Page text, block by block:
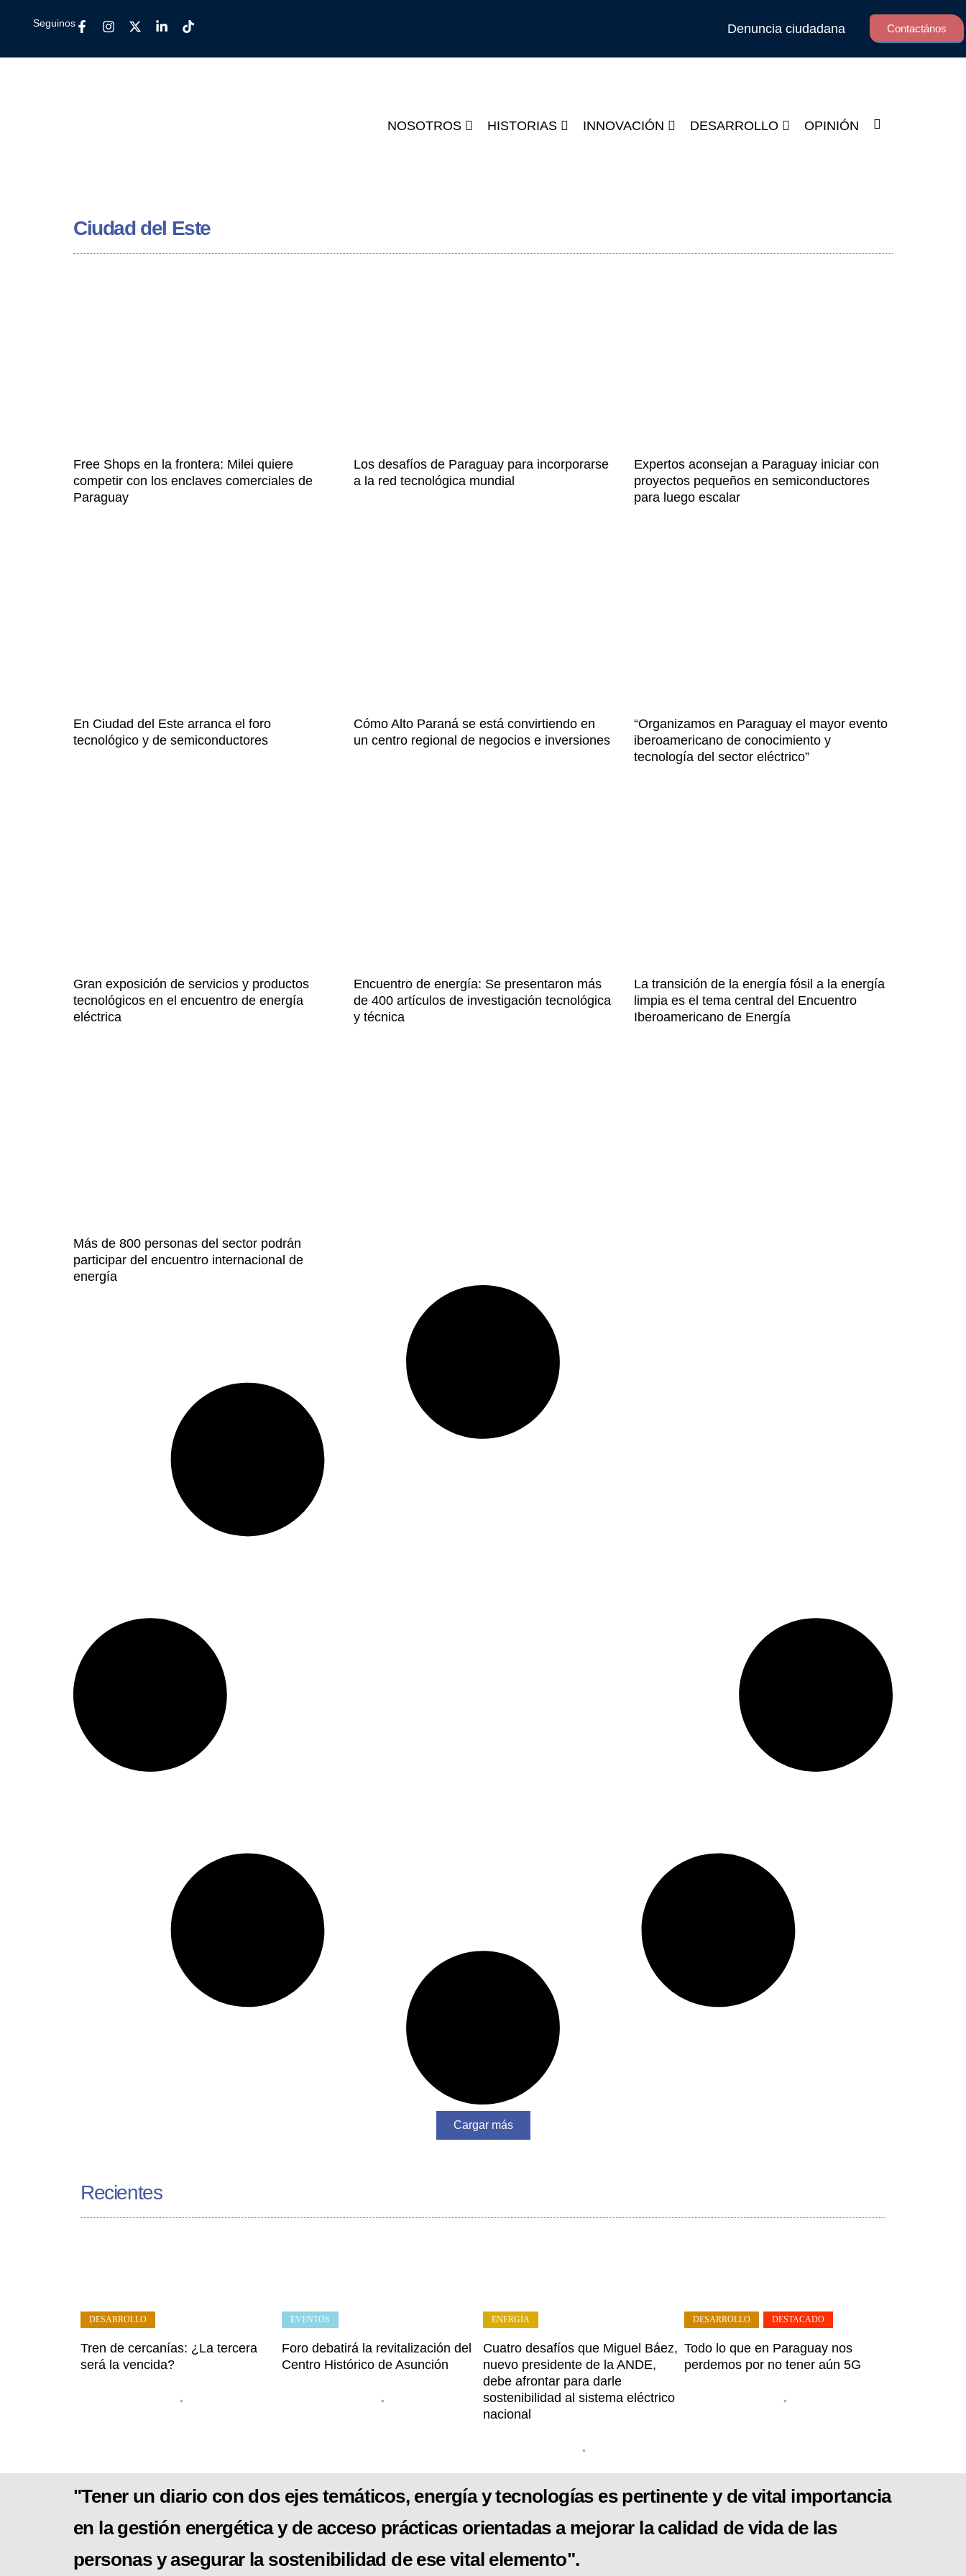
Seguinos Denuncia ciudadana Contactános
NOSOTROS HISTORIAS INNOVACIÓN DESARROLLO OPINIÓN
Ciudad del Este
Free Shops en la frontera: Milei quiere
competir con los enclaves comerciales de
Paraguay
Los desafíos de Paraguay para incorporarse
a la red tecnológica mundial
Expertos aconsejan a Paraguay iniciar con
proyectos pequeños en semiconductores
para luego escalar
En Ciudad del Este arranca el foro
tecnológico y de semiconductores
Cómo Alto Paraná se está convirtiendo en
un centro regional de negocios e inversiones
“Organizamos en Paraguay el mayor evento
iberoamericano de conocimiento y
tecnología del sector eléctrico”
Gran exposición de servicios y productos
tecnológicos en el encuentro de energía
eléctrica
Encuentro de energía: Se presentaron más
de 400 artículos de investigación tecnológica
y técnica
La transición de la energía fósil a la energía
limpia es el tema central del Encuentro
Iberoamericano de Energía
Más de 800 personas del sector podrán
participar del encuentro internacional de
energía
Cargar más
Recientes
Tren de cercanías: ¿La tercera
será la vencida?
•
DESARROLLO
Foro debatirá la revitalización del
Centro Histórico de Asunción
•
EVENTOS
Cuatro desafíos que Miguel Báez,
nuevo presidente de la ANDE,
debe afrontar para darle
sostenibilidad al sistema eléctrico
nacional
•
ENERGÍA
Todo lo que en Paraguay nos
perdemos por no tener aún 5G
•
DESARROLLO DESTACADO
"Tener un diario con dos ejes temáticos, energía y tecnologías es pertinente y de vital importancia
en la gestión energética y de acceso prácticas orientadas a mejorar la calidad de vida de las
personas y asegurar la sostenibilidad de ese vital elemento".